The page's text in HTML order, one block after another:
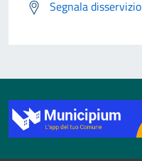
Segnala disservizio